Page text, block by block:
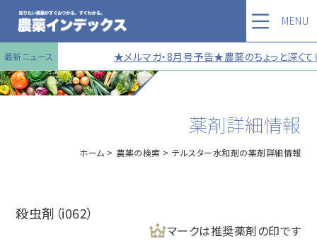
最新ニュース ★メルマガ・8月号予告★農薬のちょっと深
MENU
薬剤詳細情報
ホーム 農薬の検索 テルスター水和剤の薬剤詳細情報
殺虫剤（i062）
マークは推奨薬剤の印です